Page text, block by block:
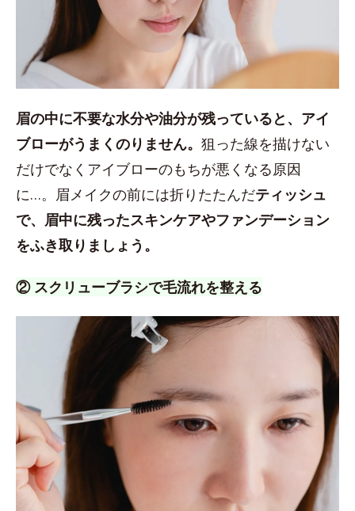
眉の中に不要な水分や油分が残っていると、アイ
ブローがうまくのりません。 狙った線を描けない
だけでなくアイブローのもちが悪くなる原因
に…。眉メイクの前には折りたたんだティッシュ
で、眉中に残ったスキンケアやファンデーション
をふき取りましょう。
② スクリューブラシで毛流れを整える